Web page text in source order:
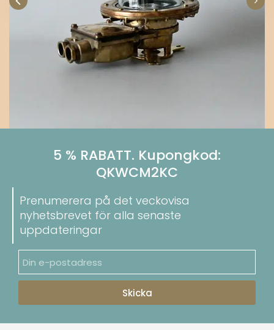
5 % RABATT. Kupongkod:
QKWCM2KC
Prenumerera på det veckovisa
nyhetsbrevet för alla senaste
uppdateringar
Skicka